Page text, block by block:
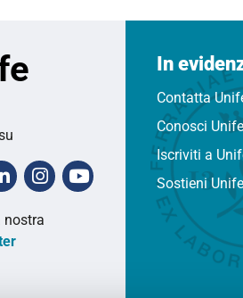
LinkedinInstagramYoutube
nostra
In
Contatta
Conosci Unife
Iscriviti a
Sostieni Unife